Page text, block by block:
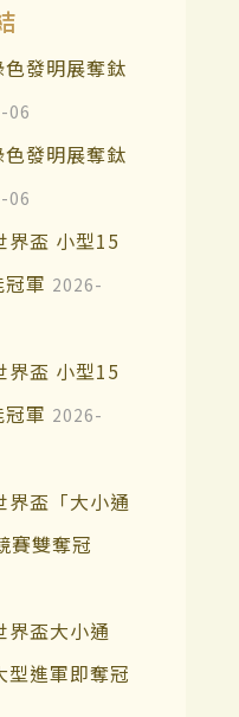
發明展奪鈦
06
發明展奪鈦
06
界盃 小型15
軍 2026-
界盃 小型15
軍 2026-
界盃「大小通
賽雙奪冠
界盃大小通
進軍即奪冠